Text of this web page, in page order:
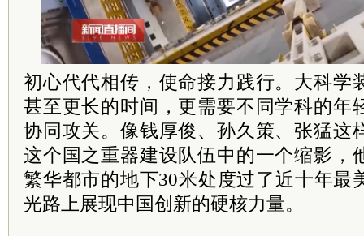
初心代代相传，使命接力践行。大科学
甚至更长的时间，更需要不同学科的年
协同攻关。像钱厚俊、孙久策、张猛这
这个国之重器建设队伍中的一个缩影，
繁华都市的地下30米处度过了近十年最
光路上展现中国创新的硬核力量。